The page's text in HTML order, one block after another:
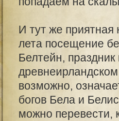
И тут же приятная
лета посещение
Белтейн,
возможно,
богов Бела и
можно перевести,